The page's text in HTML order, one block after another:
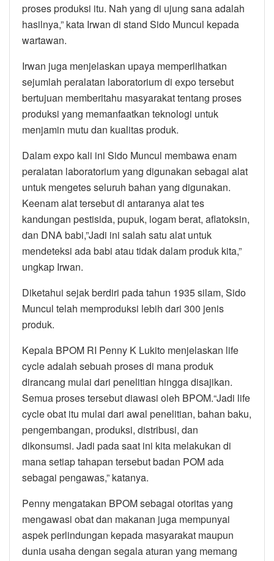
proses produksi itu. Nah yang di ujung sana adalah
hasilnya,” kata Irwan di stand Sido Muncul kepada
wartawan.
Irwan juga menjelaskan upaya memperlihatkan
sejumlah peralatan laboratorium di expo tersebut
bertujuan memberitahu masyarakat tentang proses
produksi yang memanfaatkan teknologi untuk
menjamin mutu dan kualitas produk.
Dalam expo kali ini Sido Muncul membawa enam
peralatan laboratorium yang digunakan sebagai alat
untuk mengetes seluruh bahan yang digunakan.
Keenam alat tersebut di antaranya alat tes
kandungan pestisida, pupuk, logam berat, aflatoksin,
dan DNA babi,”Jadi ini salah satu alat untuk
mendeteksi ada babi atau tidak dalam produk kita,”
ungkap Irwan.
Diketahui sejak berdiri pada tahun 1935 silam, Sido
Muncul telah memproduksi lebih dari 300 jenis
produk.
Kepala BPOM RI Penny K Lukito menjelaskan life
cycle adalah sebuah proses di mana produk
dirancang mulai dari penelitian hingga disajikan.
Semua proses tersebut diawasi oleh BPOM.“Jadi life
cycle obat itu mulai dari awal penelitian, bahan baku,
pengembangan, produksi, distribusi, dan
dikonsumsi. Jadi pada saat ini kita melakukan di
mana setiap tahapan tersebut badan POM ada
sebagai pengawas,” katanya.
Penny mengatakan BPOM sebagai otoritas yang
mengawasi obat dan makanan juga mempunyai
aspek perlindungan kepada masyarakat maupun
dunia usaha dengan segala aturan yang memang